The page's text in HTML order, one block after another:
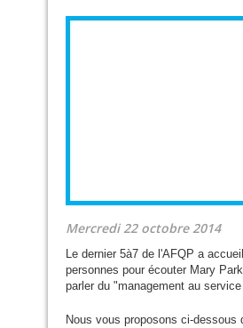
Mercredi 22 octobre 2014
Le dernier 5à7 de l'AFQP a
personnes pour écouter Mary
parler du "management au
Nous vous proposons ci-dessous